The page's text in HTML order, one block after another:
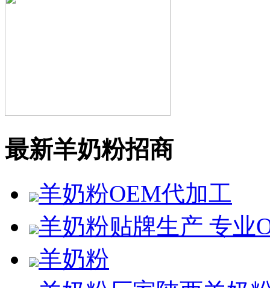
最新羊奶粉招商
羊奶粉OEM代加工
羊奶粉贴牌生产 专业
羊奶粉